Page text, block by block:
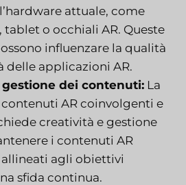
attuale, come
o occhiali AR. Queste
influenzare la qualità
delle applicazioni AR.
gestione dei contenuti: La
AR coinvolgenti e
creatività e gestione
i contenuti AR
agli obiettivi
sfida continua.